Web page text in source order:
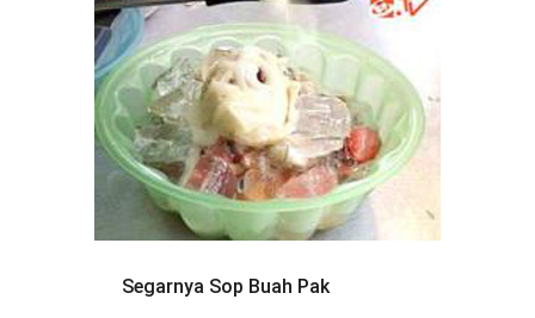
Segarnya Sop Buah Pak